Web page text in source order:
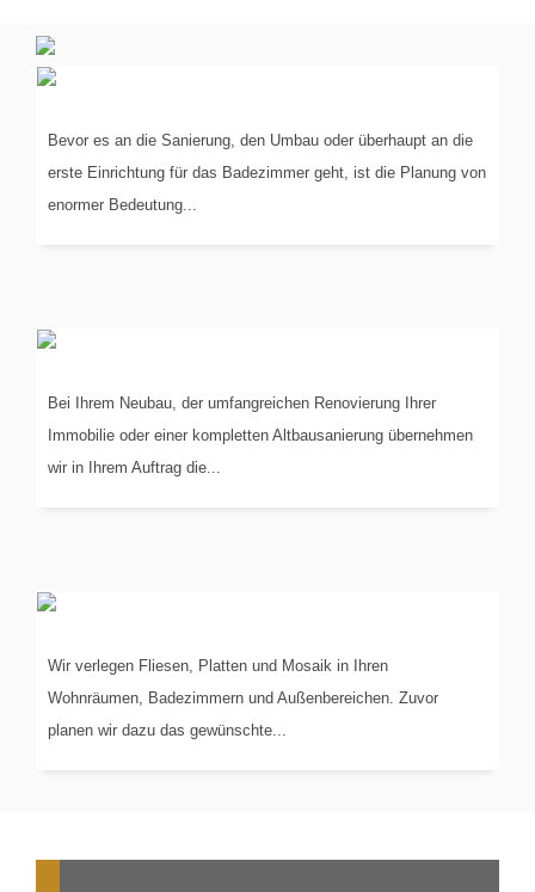
PLANUNGIN 3-D
Bevor es an die Sanierung, den Umbau oder überhaupt an die
erste Einrichtung für das Badezimmer geht, ist die Planung von
enormer Bedeutung...
KOORDINIERUNGDER GEWERKE
Bei Ihrem Neubau, der umfangreichen Renovierung Ihrer
Immobilie oder einer kompletten Altbausanierung übernehmen
wir in Ihrem Auftrag die...
VERLEGUNGVON...
Wir verlegen Fliesen, Platten und Mosaik in Ihren
Wohnräumen, Badezimmern und Außenbereichen. Zuvor
planen wir dazu das gewünschte...